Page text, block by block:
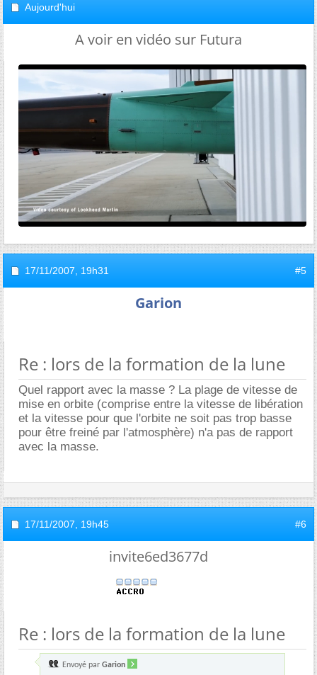
Aujourd'hui
A voir en vidéo sur Futura
17/11/2007, 19h31 #5
Garion
Re : lors de la formation de la lune
Quel rapport avec la masse ? La plage de vitesse de
mise en orbite (comprise entre la vitesse de libération
et la vitesse pour que l'orbite ne soit pas trop basse
pour être freiné par l'atmosphère) n'a pas de rapport
avec la masse.
17/11/2007, 19h45 #6
invite6ed3677d
Re : lors de la formation de la lune
Envoyé par Garion